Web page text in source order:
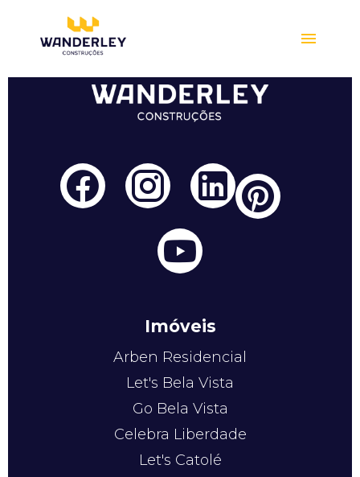
Compre online
Imóveis
Arben Residencial
Let's Bela Vista
Go Bela Vista
Celebra Liberdade
Let's Catolé